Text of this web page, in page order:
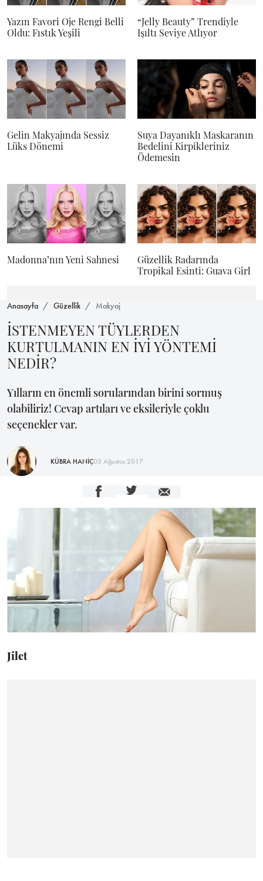
Yazın Favori Oje Rengi Belli
Oldu: Fıstık Yeşili
“Jelly Beauty” Trendiyle
Işıltı Seviye Atlıyor
Gelin Makyajında Sessiz
Lüks Dönemi
Suya Dayanıklı Maskaranın
Bedelini Kirpikleriniz
Ödemesin
Madonna’nın Yeni Sahnesi
Güzellik Radarında
Tropikal Esinti: Guava Girl
Anasayfa Güzellik Makyaj
İSTENMEYEN TÜYLERDEN
KURTULMANIN EN İYİ YÖNTEMİ
NEDİR?
Yılların en önemli sorularından birini sormuş
olabiliriz! Cevap artıları ve eksileriyle çoklu
seçenekler var.
KÜBRA HANİÇ03 Ağustos 2017
Jilet